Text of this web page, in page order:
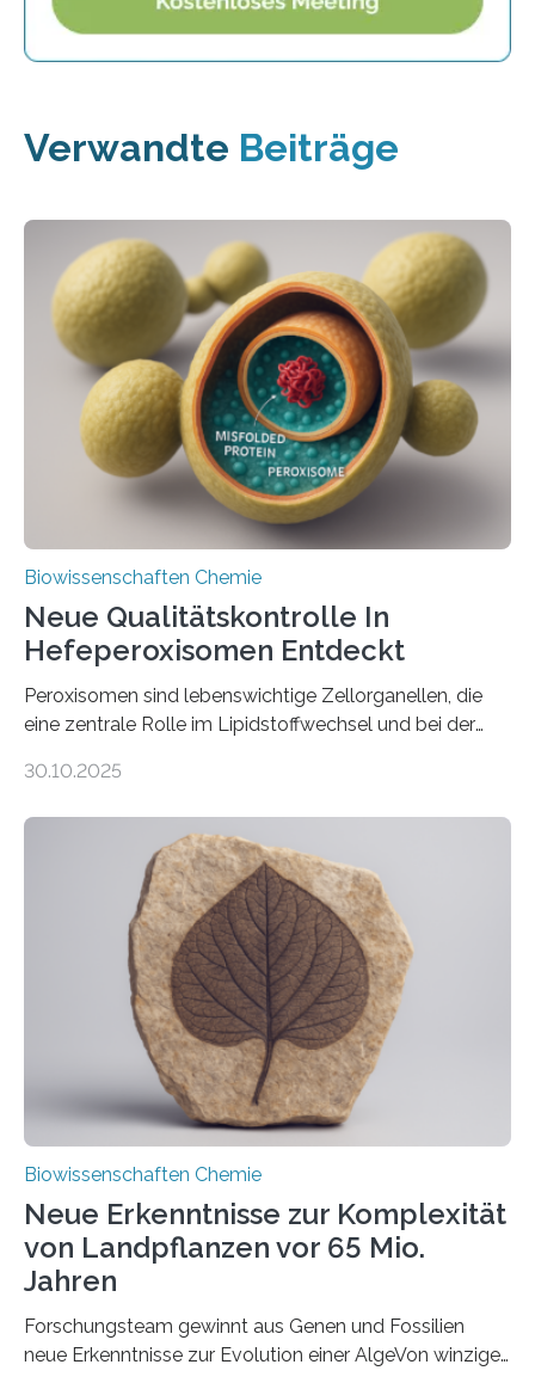
Verwandte Beiträge
Biowissenschaften Chemie
Neue Qualitätskontrolle In
Hefeperoxisomen Entdeckt
Peroxisomen sind lebenswichtige Zellorganellen, die
eine zentrale Rolle im Lipidstoffwechsel und bei der
erfüllen können, müssen zahlreiche Enzyme präzise in
der Ruhr-Universität Bochum um Prof. Dr. Ralf Erdmann
und Dr. Ismaila Francis Yusuf hat nun einen bislang
unbekannten Qualitätskontrollmechanismus des
peroxisomalen Proteintransports in der Bäckerhefe
Saccharomyces cerevisiae entdeckt, der für die
Funktionsfähigkeit der Organellen entscheidend ist. Die
Studie wurde am 28. Oktober 2025 in der
Fachzeitschrift…
30.10.2025
Biowissenschaften Chemie
Neue Erkenntnisse zur Komplexität
von Landpflanzen vor 65 Mio.
Jahren
Forschungsteam gewinnt aus Genen und Fossilien
neue Erkenntnisse zur Evolution einer AlgeVon winzigen